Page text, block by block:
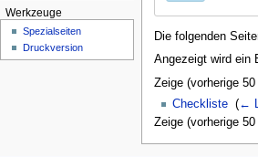
Die folgenden
Angezeigt wird ein
Zeige (vorherige 50|
Checkliste‎ (←
Zeige (vorherige 50|
Werkzeuge
Spezialseiten
Druckversion